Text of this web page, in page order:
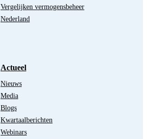
Vergelijken vermogensbeheer
Nederland
Actueel
Nieuws
Media
Blogs
Kwartaalberichten
Webinars